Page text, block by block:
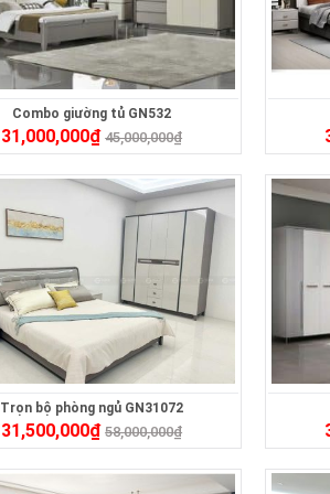
Combo giường tủ GN532
31,000,000₫ 45,000,000₫
Trọn bộ phòng ngủ GN31072
31,500,000₫ 58,000,000₫